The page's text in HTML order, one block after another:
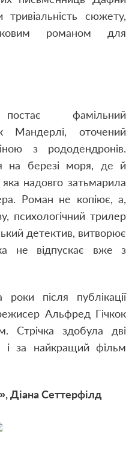
сюжету,
романом для
фамільний
Мандерлі, оточений
з рододендронів.
на березі моря, де й
надовго затьмарила
Роман не копіює, а,
психологічний трилер
детектив, витворює
не відпускає вже з
після публікації
Альфред Гічкок
Стрічка здобула дві
і за найкращий фільм
Діана Сеттерфілд